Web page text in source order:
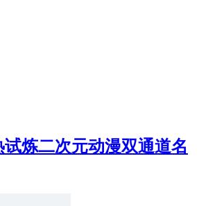
试炼二次元动漫双通道名